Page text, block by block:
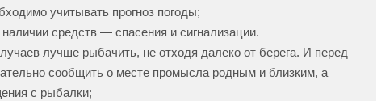
учитывать прогноз погоды;
средств — спасения и сигнализации.
лучше рыбачить, не отходя далеко от берега. И перед
сообщить о месте промысла родным и близким, а
с рыбалки;